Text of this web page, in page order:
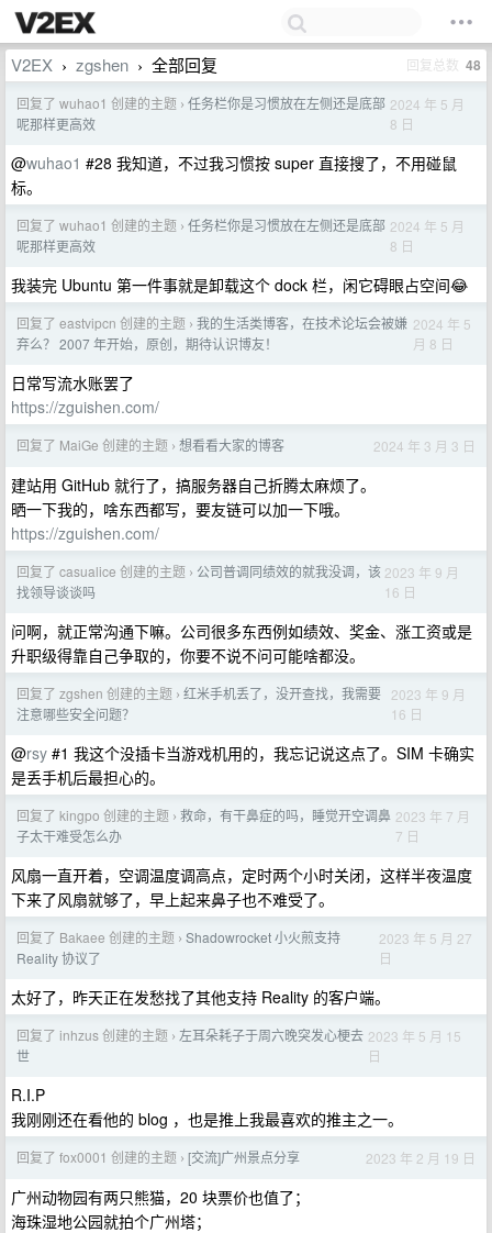
V2EX › zgshen › 全部回复 回复总数 48
回复了 wuhao1 创建的主题 › 任务栏你是习惯放在左侧还是底部
呢那样更高效
2024 年 5 月
8 日
@wuhao1 #28 我知道，不过我习惯按 super 直接搜了，不用碰鼠
标。
回复了 wuhao1 创建的主题 › 任务栏你是习惯放在左侧还是底部
呢那样更高效
2024 年 5 月
8 日
我装完 Ubuntu 第一件事就是卸载这个 dock 栏，闲它碍眼占空间😂
回复了 eastvipcn 创建的主题 › 我的生活类博客，在技术论坛会被嫌
弃么？ 2007 年开始，原创，期待认识博友！
2024 年 5
月 8 日
日常写流水账罢了
https://zguishen.com/
回复了 MaiGe 创建的主题 › 想看看大家的博客 2024 年 3 月 3 日
建站用 GitHub 就行了，搞服务器自己折腾太麻烦了。
晒一下我的，啥东西都写，要友链可以加一下哦。
https://zguishen.com/
回复了 casualice 创建的主题 › 公司普调同绩效的就我没调，该
找领导谈谈吗
2023 年 9 月
16 日
问啊，就正常沟通下嘛。公司很多东西例如绩效、奖金、涨工资或是
升职级得靠自己争取的，你要不说不问可能啥都没。
回复了 zgshen 创建的主题 › 红米手机丢了，没开查找，我需要
注意哪些安全问题？
2023 年 9 月
16 日
@rsy #1 我这个没插卡当游戏机用的，我忘记说这点了。SIM 卡确实
是丢手机后最担心的。
回复了 kingpo 创建的主题 › 救命，有干鼻症的吗，睡觉开空调鼻
子太干难受怎么办
2023 年 7 月
7 日
风扇一直开着，空调温度调高点，定时两个小时关闭，这样半夜温度
下来了风扇就够了，早上起来鼻子也不难受了。
回复了 Bakaee 创建的主题 › Shadowrocket 小火煎支持
Reality 协议了
2023 年 5 月 27
日
太好了，昨天正在发愁找了其他支持 Reality 的客户端。
回复了 inhzus 创建的主题 › 左耳朵耗子于周六晚突发心梗去
世
2023 年 5 月 15
日
R.I.P
我刚刚还在看他的 blog ，也是推上我最喜欢的推主之一。
回复了 fox0001 创建的主题 › [交流]广州景点分享 2023 年 2 月 19 日
广州动物园有两只熊猫，20 块票价也值了；
海珠湿地公园就拍个广州塔；